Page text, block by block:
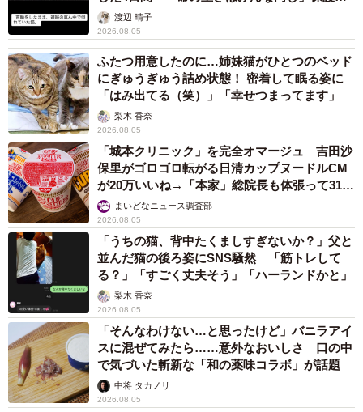
体代表の訴え
渡辺 晴子
2026.08.05
ふたつ用意したのに…姉妹猫がひとつのベッド
にぎゅうぎゅう詰め状態！ 密着して眠る姿に
「はみ出てる（笑）」「幸せつまってます」
梨木 香奈
2026.08.05
「城本クリニック」を完全オマージュ 吉田沙
保里がゴロゴロ転がる日清カップヌードルCM
が20万いいね→「本家」総院長も体張って31万
いいねまいどなニュース調査部
2026.08.05
「うちの猫、背中たくましすぎないか？」父と
並んだ猫の後ろ姿にSNS騒然 「筋トレして
る？」「すごく丈夫そう」「ハーランドかと」
梨木 香奈
2026.08.05
「そんなわけない…と思ったけど」バニラアイ
スに混ぜてみたら……意外なおいしさ 口の中
で気づいた斬新な「和の薬味コラボ」が話題
中将 タカノリ
2026.08.05